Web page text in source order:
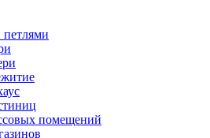
помещений